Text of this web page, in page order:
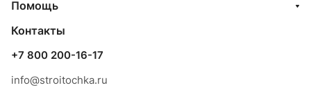
Помощь
Контакты
+7 800 200-16-17
info@stroitochka.ru